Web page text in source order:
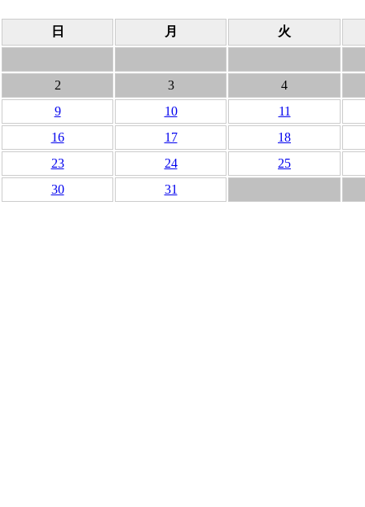
日 月 火
2 3
4
9
10
11
16
17
18
23
24
25
30
31